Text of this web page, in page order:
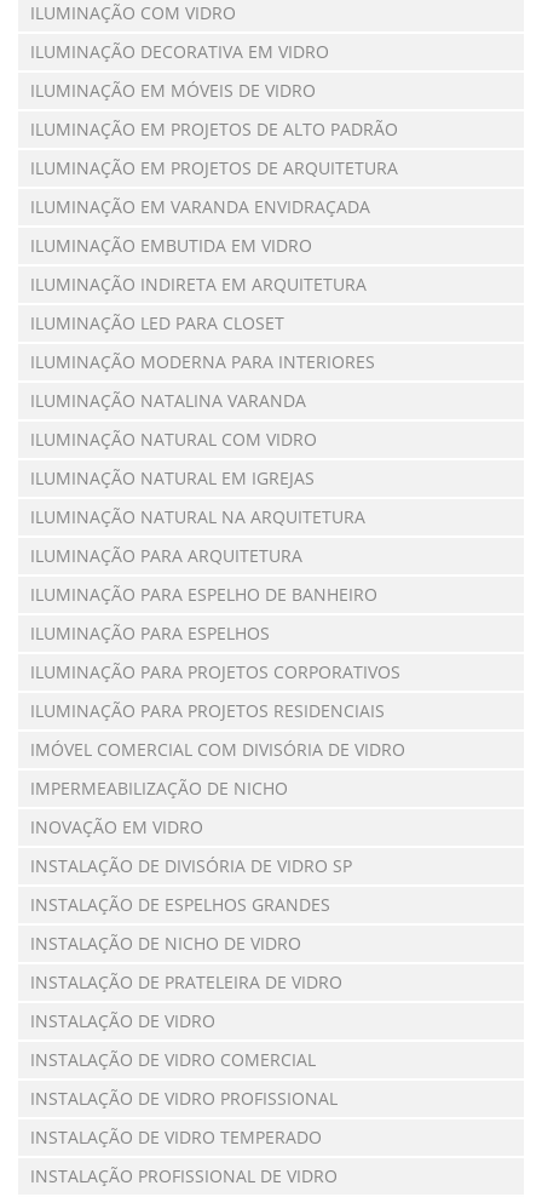
ILUMINAÇÃO COM VIDRO
ILUMINAÇÃO DECORATIVA EM VIDRO
ILUMINAÇÃO EM MÓVEIS DE VIDRO
ILUMINAÇÃO EM PROJETOS DE ALTO PADRÃO
ILUMINAÇÃO EM PROJETOS DE ARQUITETURA
ILUMINAÇÃO EM VARANDA ENVIDRAÇADA
ILUMINAÇÃO EMBUTIDA EM VIDRO
ILUMINAÇÃO INDIRETA EM ARQUITETURA
ILUMINAÇÃO LED PARA CLOSET
ILUMINAÇÃO MODERNA PARA INTERIORES
ILUMINAÇÃO NATALINA VARANDA
ILUMINAÇÃO NATURAL COM VIDRO
ILUMINAÇÃO NATURAL EM IGREJAS
ILUMINAÇÃO NATURAL NA ARQUITETURA
ILUMINAÇÃO PARA ARQUITETURA
ILUMINAÇÃO PARA ESPELHO DE BANHEIRO
ILUMINAÇÃO PARA ESPELHOS
ILUMINAÇÃO PARA PROJETOS CORPORATIVOS
ILUMINAÇÃO PARA PROJETOS RESIDENCIAIS
IMÓVEL COMERCIAL COM DIVISÓRIA DE VIDRO
IMPERMEABILIZAÇÃO DE NICHO
INOVAÇÃO EM VIDRO
INSTALAÇÃO DE DIVISÓRIA DE VIDRO SP
INSTALAÇÃO DE ESPELHOS GRANDES
INSTALAÇÃO DE NICHO DE VIDRO
INSTALAÇÃO DE PRATELEIRA DE VIDRO
INSTALAÇÃO DE VIDRO
INSTALAÇÃO DE VIDRO COMERCIAL
INSTALAÇÃO DE VIDRO PROFISSIONAL
INSTALAÇÃO DE VIDRO TEMPERADO
INSTALAÇÃO PROFISSIONAL DE VIDRO